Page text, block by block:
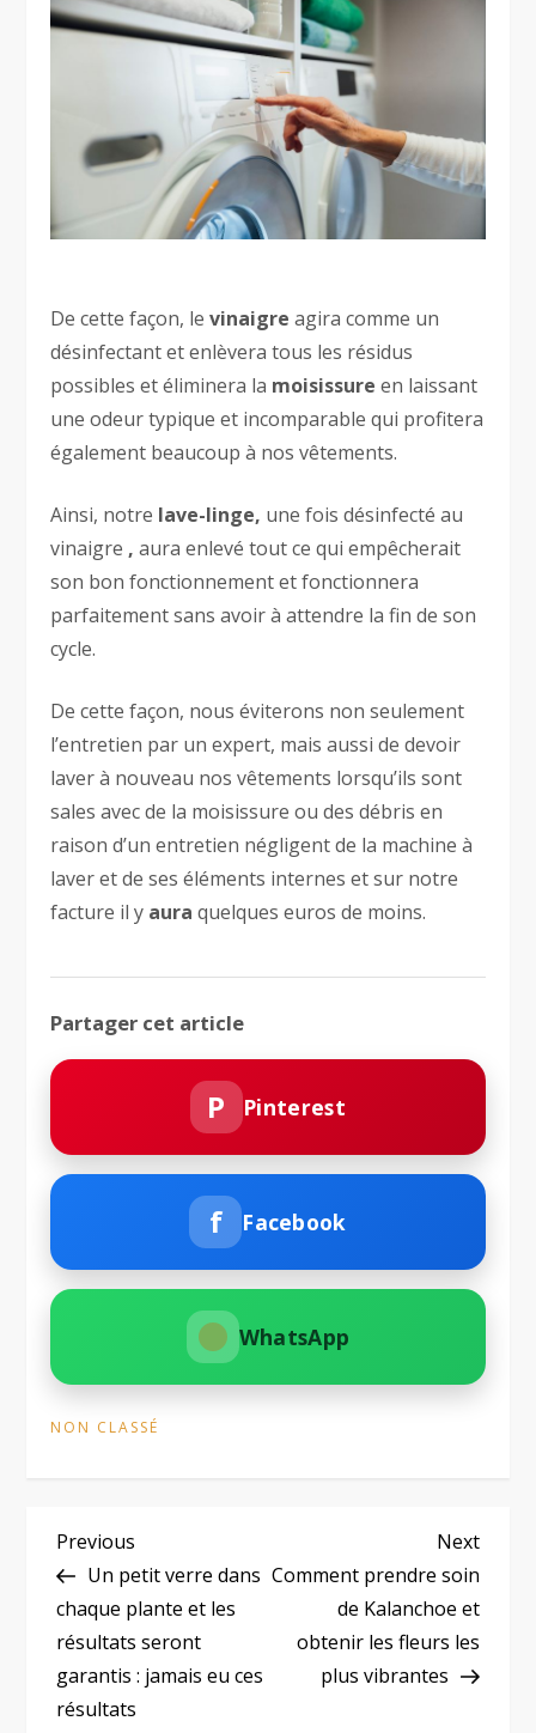
De cette façon, levinaigre agira comme un
désinfectant et enlèvera tous les résidus
possibles et éliminera la moisissure en laissant
une odeur typique et incomparable qui profitera
également beaucoup à nos vêtements.
Ainsi, notre lave-linge, une fois désinfecté au
vinaigre , aura enlevé tout ce qui empêcherait
son bon fonctionnement et fonctionnera
parfaitement sans avoir à attendre la fin de son
cycle.
De cette façon, nous éviterons non seulement
l’entretien par un expert, mais aussi de devoir
laver à nouveau nos vêtements lorsqu’ils sont
sales avec de la moisissure ou des débris en
raison d’un entretien négligent de la machine à
laver et de ses éléments internes et sur notre
facture il y aura quelques euros de moins.
Partager cet article
P Pinterest
f Facebook
WhatsApp
NON CLASSÉ
N
a
v
i
Previous
Post
Previous
Un petit verre dans
chaque plante et les
résultats seront
garantis : jamais eu ces
résultats
Next
Post
Next
Comment prendre soin
de Kalanchoe et
obtenir les fleurs les
plus vibrantes